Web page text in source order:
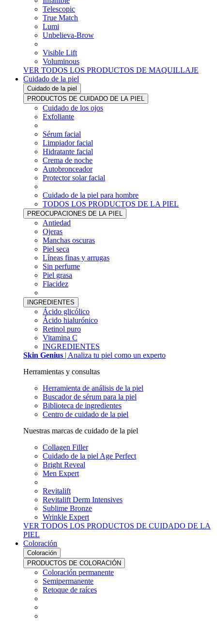
Telescopic
True Match
Lumi
Unbelieva-Brow
Visible Lift
Voluminous
VER TODOS LOS PRODUCTOS DE MAQUILLAJE
Cuidado de la piel
Cuidado de la piel
PRODUCTOS DE CUIDADO DE LA PIEL
Cuidado de los ojos
Exfoliante
Sérum facial
Limpiador facial
Hidratante facial
Crema de noche
Autobronceador
Protector solar facial
Cuidado de la piel para hombre
TODOS LOS PRODUCTOS DE LA PIEL
PREOCUPACIONES DE LA PIEL
Antiedad
Ojeras
Manchas oscuras
Piel seca
Líneas finas y arrugas
Sin perfume
Piel grasa
Flacidez
INGREDIENTES
Ácido glicólico
Ácido hialurónico
Retinol puro
Vitamina C
INGREDIENTES
Skin Genius | Analiza tu piel como un experto
Herramientas y consultas
Herramienta de análisis de la piel
Buscador de sérum para la piel
Biblioteca de ingredientes
Centro de cuidado de la piel
Nuestras marcas de cuidado de la piel
Collagen Filler
Cuidado de la piel Age Perfect
Bright Reveal
Men Expert
Revitalift
Revitalift Derm Intensives
Sublime Bronze
Wrinkle Expert
VER TODOS LOS PRODUCTOS DE CUIDADO DE LA
PIEL
Coloración
Coloración
PRODUCTOS DE COLORACIÓN
Coloración permanente
Semipermanente
Retoque de raíces